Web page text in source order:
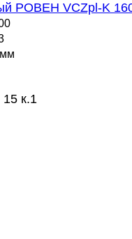
РОВЕН VCZpl-K
к.1